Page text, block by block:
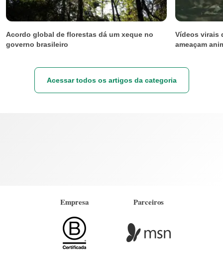
Acordo global de florestas dá um xeque no
governo brasileiro
Vídeos virais
ameaçam
Acessar todos os artigos da categoria
Empresa Parceiros